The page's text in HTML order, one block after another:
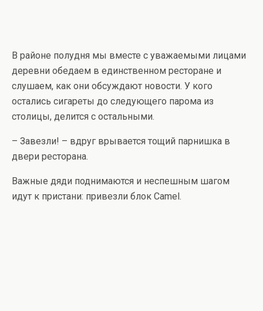
В районе полудня мы вместе с уважаемыми лицами
деревни обедаем в единственном ресторане и
слушаем, как они обсуждают новости. У кого
остались сигареты до следующего парома из
столицы, делится с остальными.
– Завезли! – вдруг врывается тощий парнишка в
двери ресторана.
Важные дяди поднимаются и неспешным шагом
идут к пристани: привезли блок Camel.